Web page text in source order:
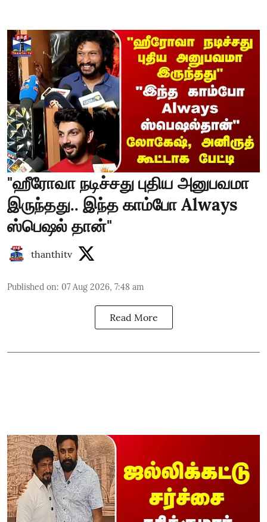
"ஹீரோவா நடிச்சது புதிய அனுபவமா
இருந்தது.. இந்த காம்போ Always
ஸ்பெஷல் தான்"
thanthitv
Published on: 07 Aug 2026, 7:48 am
Read More